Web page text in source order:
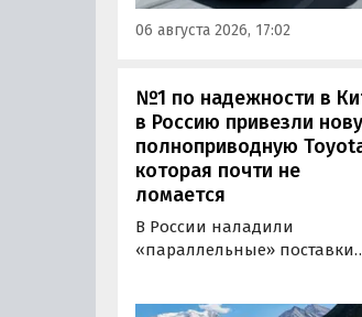
нас с учетом всех расходов
цены на него стартуют от 2
06 августа 2026, 17:02
№1 по надежности в
в Россию привезли
полноприводную
которая почти не
ломается
В России наладили
«параллельные» поставки